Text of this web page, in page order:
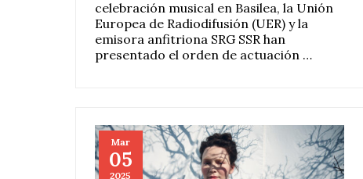
celebración musical en Basilea, la Unión
Europea de Radiodifusión (UER) y la
emisora anfitriona SRG SSR han
presentado el orden de actuación …
Mar
05
2025